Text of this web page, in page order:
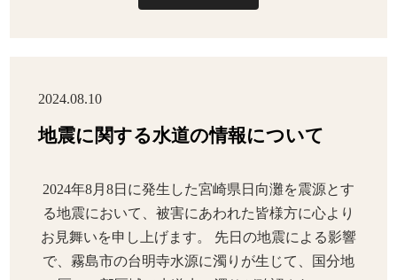
2024.08.10
地震に関する水道の情報について
2024年8月8日に発生した宮崎県日向灘を震源とす
る地震において、被害にあわれた皆様方に心より
お見舞いを申し上げます。 先日の地震による影響
で、霧島市の台明寺水源に濁りが生じて、国分地